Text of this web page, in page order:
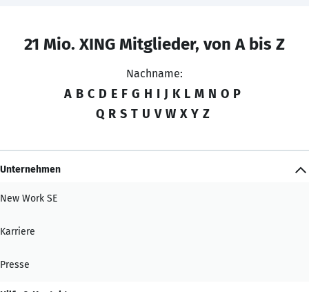
21 Mio. XING Mitglieder, von A bis Z
Nachname:
A B C D E F G H I J K L M N O P
Q R S T U V W X Y Z
Unternehmen
New Work SE
Karriere
Presse